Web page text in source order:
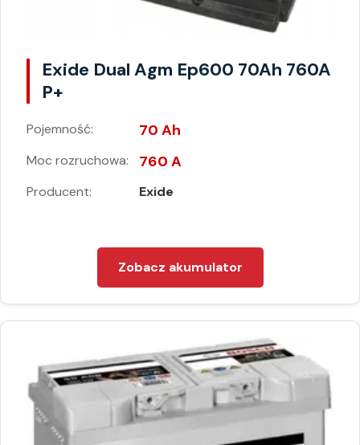
Exide Dual Agm Ep600 70Ah 760A
P+
Pojemność: 70 Ah
Moc rozruchowa: 760 A
Producent: Exide
Zobacz akumulator